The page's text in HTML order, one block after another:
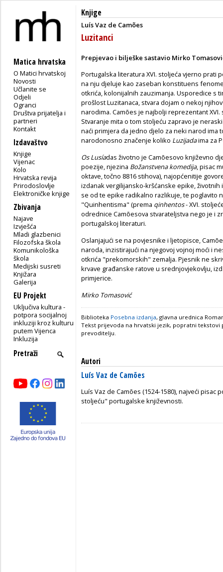
Matica hrvatska
O Matici hrvatskoj
Novosti
Učlanite se
Odjeli
Ogranci
Društva prijatelja i
partneri
Kontakt
Izdavaštvo
Knjige
Vijenac
Kolo
Hrvatska revija
Prirodoslovlje
Elektroničke knjige
Zbivanja
Najave
Izvješća
Mladi glazbenici
Filozofska škola
Komunikološka
škola
Medijski susreti
Knjižara
Galerija
EU Projekt
Uključiva kultura -
potpora socijalnoj
inkluziji kroz kulturu
putem Vijenca
Inkluzija
Knjige
Luís Vaz de Camões
Luzitanci
Prepjevao i bilješke sastavio Mirko
Portugalska literatura XVI. stoljeća vjerno prati
na nju djeluje kao zaseban konstituens
otkrića, kolonijalnih zauzimanja. Usporedice s
prošlost Luzitanaca, stvara dojam o nekoj
narodima. Camões je najbolji reprezentant
Stvaranje mita o tom stoljeću zapravo je
naći primjera da jedno djelo za neki narod ima
narodonosno značenje koliko Luzijadaima za
Os Lusíadas životno je Camõesovo književno
poezije, njezina Božanstvena komedija, pisac
oktave, točno 8816 stihova), najopćenitije
izdanak vergilijansko-kršćanske epike,
se od te epike radikalno razlikuje, te poglavito
"Quinhentisma" (prema qinhentos- XVI.
odrednice Camõesova stvarateljstva nego je i
portugalskoj literaturi.
Oslanjajući se na povjesnike i ljetopisce,
naroda, inzistirajući na njegovoj vojnoj moći i
otkrića "prekomorskih" zemalja. Pjesnik ne
krvave građanske ratove u srednjovjekovlju,
primjerice.
Mirko Tomasović
Biblioteka Posebna izdanja, glavna urednica
Tekst prijevoda na hrvatski jezik, popratni
prevoditelju.
Autori
Luís Vaz de Camões
Luís Vaz de Camões (1524-1580), najveći
stoljeću" portugalske književnosti.